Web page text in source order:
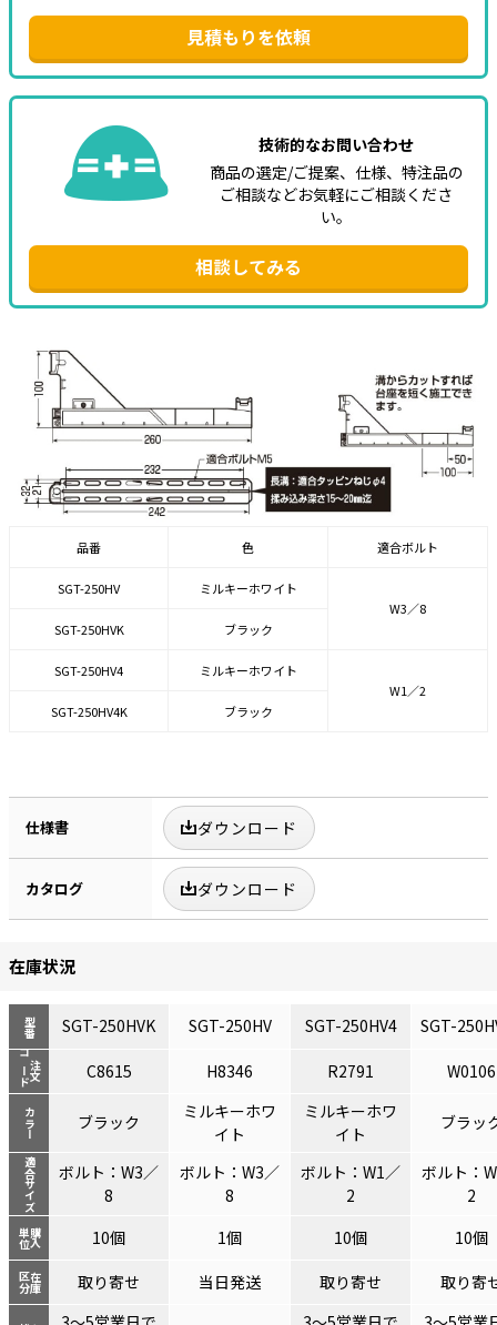
見積もりを依頼
技術的なお問い合わせ
商品の選定/ご提案、仕様、特注品の
ご相談などお気軽にご相談くださ
い。
相談してみる
品番 色 適合ボルト
SGT-250HV
ミルキーホワイト
W3／8
SGT-250HVK
ブラック
SGT-250HV4
ミルキーホワイト
W1／2
SGT-250HV4K
ブラック
仕様書 ダウンロード
カタログ ダウンロード
在庫状況
型番
注文
コード
カラー
適合サイズ
購入
単位
在庫
区分
SGT-250HVK SGT-250HV SGT-250HV4 SGT-
C8615 H8346 R2791 W0106
ブラック
ミルキーホワ
イト
ミルキーホワ
イト
ブラッ
ボルト：W3／
8
ボルト：W3／
8
ボルト：W1／
2
ボルト：
2
10個
1個 10個
10個
取り寄せ
当日発送 取り寄せ
取り寄